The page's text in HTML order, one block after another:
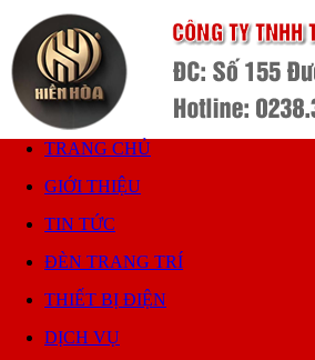
TRANG CHỦ
GIỚI THIỆU
TIN TỨC
ĐÈN TRANG TRÍ
THIẾT BỊ ĐIỆN
DỊCH VỤ